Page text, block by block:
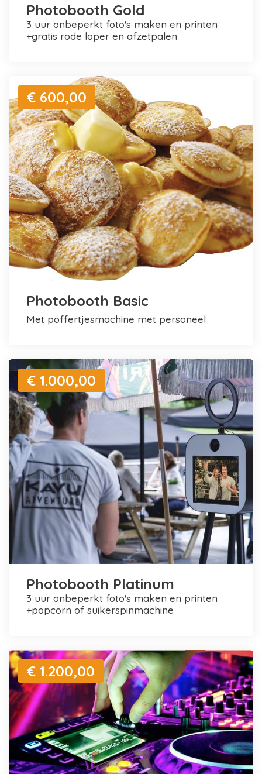
Photobooth Gold
3 uur onbeperkt foto's maken en printen
+gratis rode loper en afzetpalen
€ 600,00
Photobooth Basic
met poffertjesmachine met personeel
€ 1.000,00
Photobooth Platinum
3 uur onbeperkt foto's maken en printen
+popcorn of suikerspinmachine
€ 1.200,00